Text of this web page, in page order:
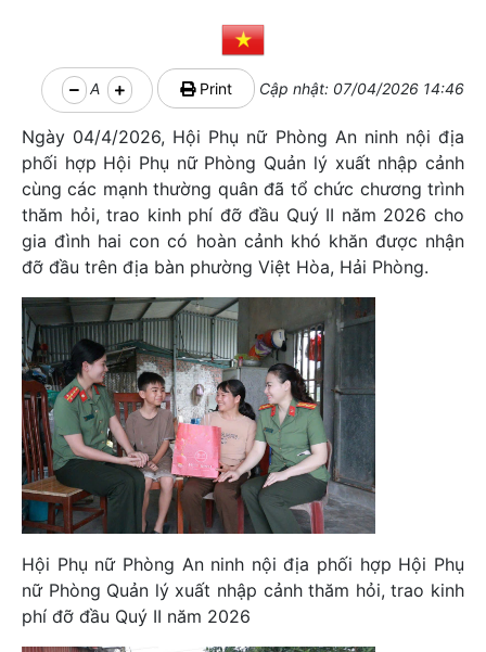
A Print Cập nhật: 07/04/2026 14:46
Ngày 04/4/2026, Hội Phụ nữ Phòng An ninh nội địa
phối hợp Hội Phụ nữ Phòng Quản lý xuất nhập cảnh
cùng các mạnh thường quân đã tổ chức chương trình
thăm hỏi, trao kinh phí đỡ đầu Quý II năm 2026 cho
gia đình hai con có hoàn cảnh khó khăn được nhận
đỡ đầu trên địa bàn phường Việt Hòa, Hải Phòng.
Hội Phụ nữ Phòng An ninh nội địa phối hợp Hội Phụ
nữ Phòng Quản lý xuất nhập cảnh thăm hỏi, trao kinh
phí đỡ đầu Quý II năm 2026